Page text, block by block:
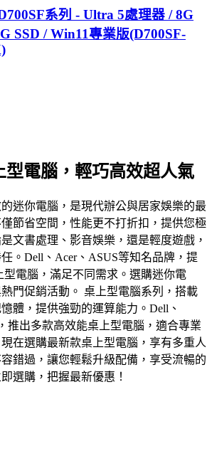
系列 - Ultra 5處理器 / 8G
SSD / Win11專業版(D700SF-
型電腦，輕巧高效超人氣
迷你電腦，是現代辦公與居家娛樂的最
節省空間，性能更不打折扣，提供您極
文書處理、影音娛樂，還是輕度遊戲，
。Dell、Acer、ASUS等知名品牌，提
型電腦，滿足不同需求。選購迷你電
門促銷活動。 桌上型電腦系列，搭載
體，提供強勁的運算能力。Dell、
推出多款高效能桌上型電腦，適合專業
在選購最新款桌上型電腦，享有多重人
錯過，讓您輕鬆升級配備，享受流暢的
選購，把握最新優惠！